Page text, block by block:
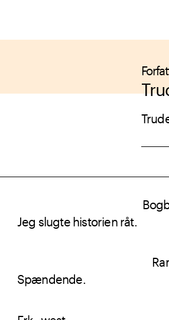
Jeg slugte historien råt.
Spændende.